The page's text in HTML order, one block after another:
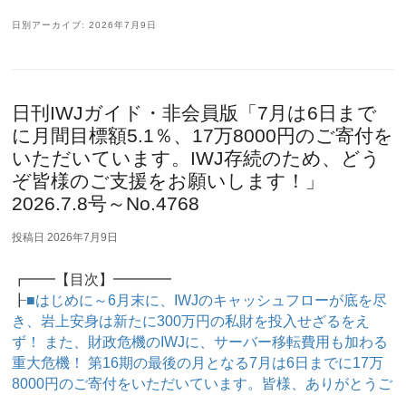
日別アーカイブ:2026年7月9日
日刊IWJガイド・非会員版「7月は6日まで
に月間目標額5.1％、17万8000円のご寄付を
いただいています。IWJ存続のため、どう
ぞ皆様のご支援をお願いします！」
2026.7.8号～No.4768
投稿日2026年7月9日
┏━━【目次】━━━━
┠■はじめに～6月末に、IWJのキャッシュフローが底を尽
き、岩上安身は新たに300万円の私財を投入せざるをえ
ず！ また、財政危機のIWJに、サーバー移転費用も加わる
重大危機！ 第16期の最後の月となる7月は6日までに17万
8000円のご寄付をいただいています。皆様、ありがとうご